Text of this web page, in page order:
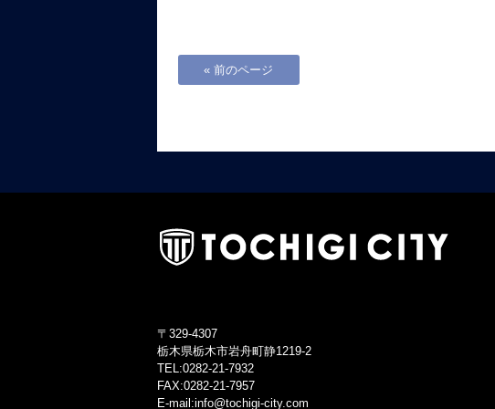
« 前のページ
〒329-4307
栃木県栃木市岩舟町静1219-2
TEL:0282-21-7932
FAX:0282-21-7957
E-mail:info@tochigi-city.com